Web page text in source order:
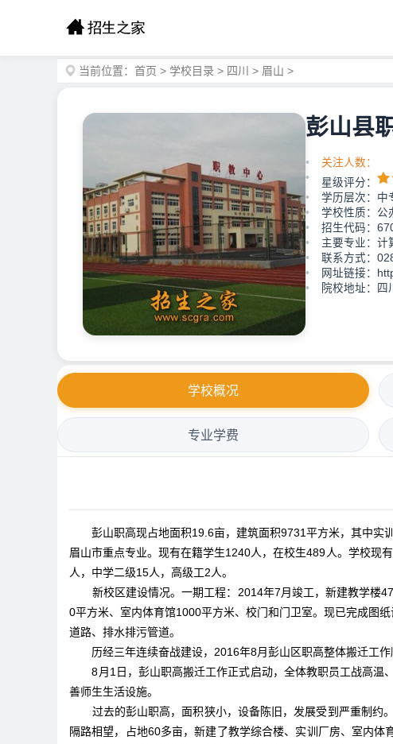
当前位置： 首页 > 学校目录 > 四川 > 眉山 >
彭山县
关注人数：
星级评分：
学历层次：中
学校性质：公
招生代码：
主要专业：计
联系方式：
网址链接：
院校地址：四
学校概况
专业学费
彭山职高现占地面积19.6亩，建筑面积9731平方米，其中实
眉山市重点专业。现有在籍学生1240人，在校生489人。学校现
人，中学二级15人，高级工2人。
新校区建设情况。一期工程：2014年7月竣工，新建教学楼
0平方米、室内体育馆1000平方米、校门和门卫室。现已完成图
道路、排水排污管道。
历经三年连续奋战建设，2016年8月彭山区职高整体搬迁工
8月1日，彭山职高搬迁工作正式启动，全体教职员工战高
善师生生活设施。
过去的彭山职高，面积狭小，设备陈旧，发展受到严重制约
隔路相望，占地60多亩，新建了教学综合楼、实训厂房、室内